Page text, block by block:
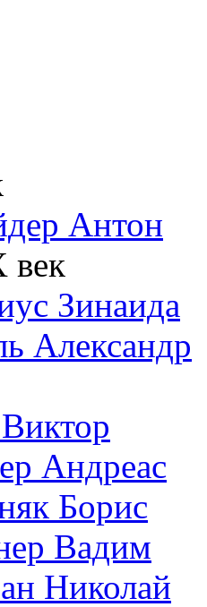
Антон
Зинаида
Александр
Андреас
Борис
Вадим
Николай